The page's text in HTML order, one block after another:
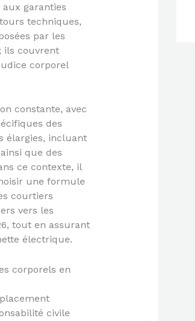
garanties
techniques,
par les
ils couvrent
corporel
constante, avec
des
élargies, incluant
que des
ce contexte, il
une formule
courtiers
vers les
tout en assurant
électrique.
corporels en
civile